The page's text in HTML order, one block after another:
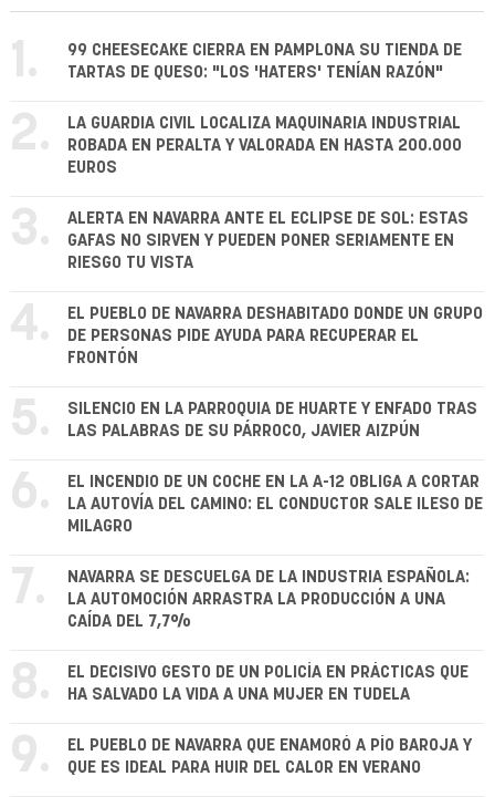
1.
99 CHEESECAKE CIERRA EN PAMPLONA SU TIENDA DE
TARTAS DE QUESO: "LOS 'HATERS' TENÍAN RAZÓN"
2.
LA GUARDIA CIVIL LOCALIZA MAQUINARIA INDUSTRIAL
ROBADA EN PERALTA Y VALORADA EN HASTA 200.000
EUROS
3.
ALERTA EN NAVARRA ANTE EL ECLIPSE DE SOL: ESTAS
GAFAS NO SIRVEN Y PUEDEN PONER SERIAMENTE EN
RIESGO TU VISTA
4.
EL PUEBLO DE NAVARRA DESHABITADO DONDE UN GRUPO
DE PERSONAS PIDE AYUDA PARA RECUPERAR EL
FRONTÓN
5.
SILENCIO EN LA PARROQUIA DE HUARTE Y ENFADO TRAS
LAS PALABRAS DE SU PÁRROCO, JAVIER AIZPÚN
6.
EL INCENDIO DE UN COCHE EN LA A-12 OBLIGA A CORTAR
LA AUTOVÍA DEL CAMINO: EL CONDUCTOR SALE ILESO DE
MILAGRO
7.
NAVARRA SE DESCUELGA DE LA INDUSTRIA ESPAÑOLA:
LA AUTOMOCIÓN ARRASTRA LA PRODUCCIÓN A UNA
CAÍDA DEL 7,7%
8.
EL DECISIVO GESTO DE UN POLICÍA EN PRÁCTICAS QUE
HA SALVADO LA VIDA A UNA MUJER EN TUDELA
9.
EL PUEBLO DE NAVARRA QUE ENAMORÓ A PÍO BAROJA Y
QUE ES IDEAL PARA HUIR DEL CALOR EN VERANO